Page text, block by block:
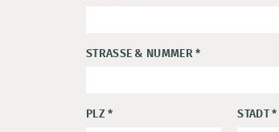
STRASSE & NUMMER*
PLZ* STADT*